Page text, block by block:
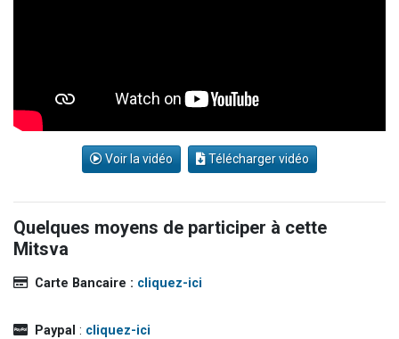
Voir la vidéo Télécharger vidéo
Quelques moyens de participer à cette
Mitsva
Carte Bancaire : cliquez-ici
Paypal : cliquez-ici